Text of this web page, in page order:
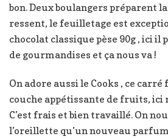
bon. Deux boulangers préparent
ressent, le feuilletage est
chocolat classique pèse 90g , ici il
de gourmandises et ça nous va !
On adore aussi le Cooks , ce
couche appétissante de fruits, ici
C’est frais et bien travaillé. On
l’oreillette qu’un nouveau